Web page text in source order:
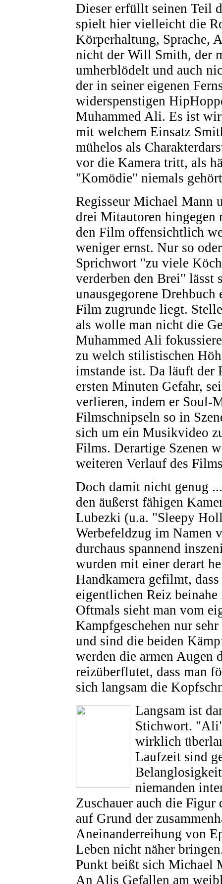
Dieser erfüllt seinen Teil
spielt hier vielleicht die
Körperhaltung, Sprache,
nicht der Will Smith, der
umherblödelt und auch
der in seiner eigenen
widerspenstigen
Muhammed Ali. Es ist
mit welchem Einsatz
mühelos als
vor die Kamera tritt, als
"Komödie" niemals
Regisseur Michael Mann
drei Mitautoren hingegen
den Film offensichtlich
weniger ernst. Nur so
Sprichwort "zu viele
verderben den Brei" lässt
unausgegorene Drehbuch
Film zugrunde liegt.
als wolle man nicht die
Muhammed Ali
zu welch stilistischen
imstande ist. Da läuft der
ersten Minuten Gefahr,
verlieren, indem er Soul-
Filmschnipseln so in
sich um ein Musikvideo
Films. Derartige Szenen
weiteren Verlauf des
Doch damit nicht genug
den äußerst fähigen
Lubezki (u.a. "Sleepy
Werbefeldzug im Namen
durchaus spannend
wurden mit einer derart
Handkamera gefilmt,
eigentlichen Reiz
Oftmals sieht man vom
Kampfgeschehen nur
und sind die beiden
werden die armen Augen
reizüberflutet, dass man
sich langsam die
Langsam ist
Stichwort.
wirklich
Laufzeit sind
niemanden
Zuschauer auch die
auf Grund der
Aneinanderreihung von
Leben nicht näher
Punkt beißt sich Michael
An Alis Gefallen am